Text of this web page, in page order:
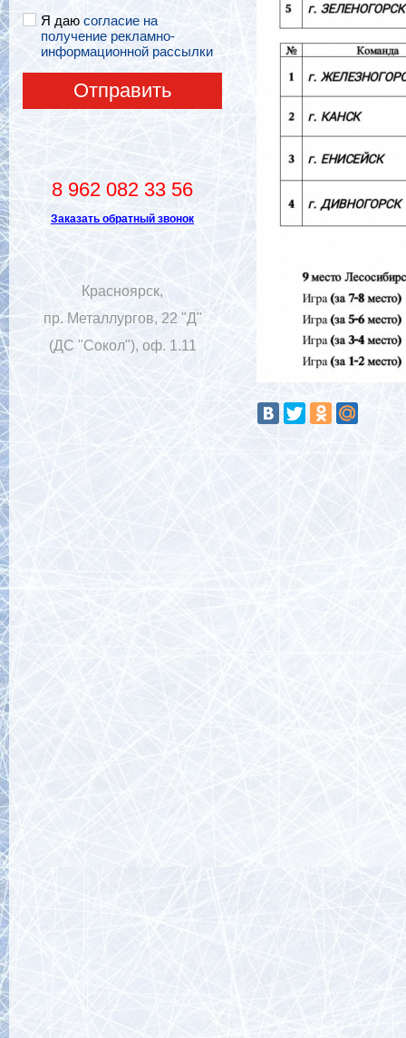
Я даю согласие на
получение рекламно-
информационной рассылки
Отправить
8 962 082 33 56
Заказать обратный звонок
Красноярск,
пр. Металлургов, 22 "Д"
(ДС "Сокол"), оф. 1.11